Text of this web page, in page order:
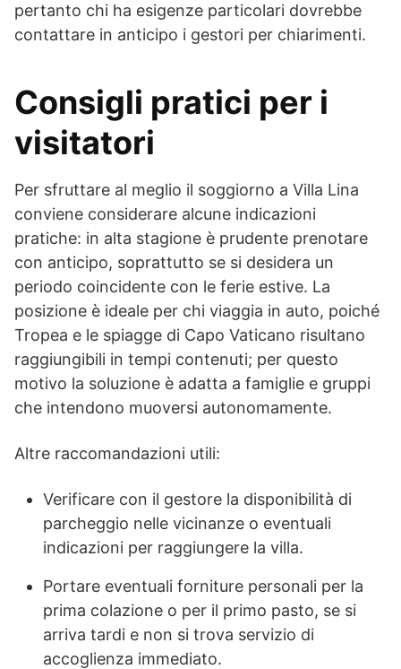
pertanto chi ha esigenze particolari dovrebbe
contattare in anticipo i gestori per chiarimenti.
Consigli pratici per i
visitatori
Per sfruttare al meglio il soggiorno a Villa Lina
conviene considerare alcune indicazioni
pratiche: in alta stagione è prudente prenotare
con anticipo, soprattutto se si desidera un
periodo coincidente con le ferie estive. La
posizione è ideale per chi viaggia in auto, poiché
Tropea e le spiagge di Capo Vaticano risultano
raggiungibili in tempi contenuti; per questo
motivo la soluzione è adatta a famiglie e gruppi
che intendono muoversi autonomamente.
Altre raccomandazioni utili:
Verificare con il gestore la disponibilità di
parcheggio nelle vicinanze o eventuali
indicazioni per raggiungere la villa.
Portare eventuali forniture personali per la
prima colazione o per il primo pasto, se si
arriva tardi e non si trova servizio di
accoglienza immediato.